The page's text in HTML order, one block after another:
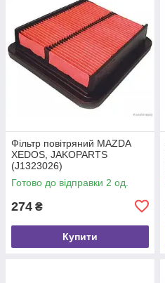
Фільтр повітряний MAZDA
XEDOS, JAKOPARTS
(J1323026)
Готово до відправки 2 од.
274 ₴
Купити